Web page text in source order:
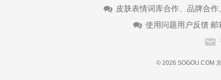
皮肤表情词库合作、品牌合
使用问题用户反馈 邮
© 2026 SOGOU.COM